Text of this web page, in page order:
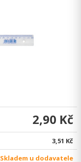
2,90 Kč
3,51 Kč
Skladem u dodavatele